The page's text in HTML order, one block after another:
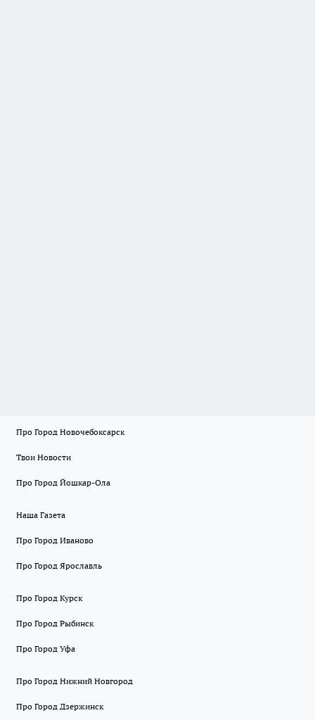
Про Город Новочебоксарск
Твои Новости
Про Город Йошкар-Ола
Наша Газета
Про Город Иваново
Про Город Ярославль
Про Город Курск
Про Город Рыбинск
Про Город Уфа
Про Город Нижний Новгород
Про Город Дзержинск